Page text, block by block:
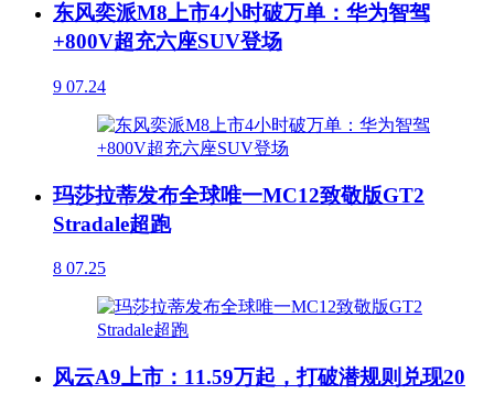
东风奕派M8上市4小时破万单：华为智驾
+800V超充六座SUV登场
9 07.24
玛莎拉蒂发布全球唯一MC12致敬版GT2
Stradale超跑
8 07.25
风云A9上市：11.59万起，打破潜规则兑现20